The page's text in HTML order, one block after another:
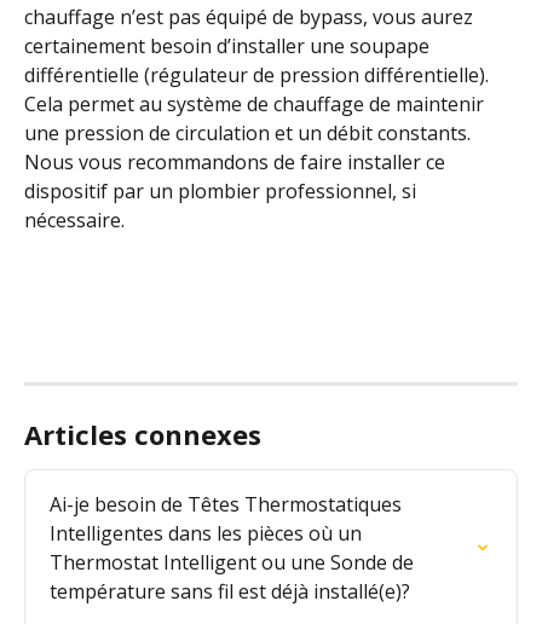
chauffage n’est pas équipé de bypass, vous aurez
certainement besoin d’installer une soupape
différentielle (régulateur de pression différentielle).
Cela permet au système de chauffage de maintenir
une pression de circulation et un débit constants.
Nous vous recommandons de faire installer ce
dispositif par un plombier professionnel, si
nécessaire.
Articles connexes
Ai-je besoin de Têtes Thermostatiques
Intelligentes dans les pièces où un
Thermostat Intelligent ou une Sonde de
température sans fil est déjà installé(e)?